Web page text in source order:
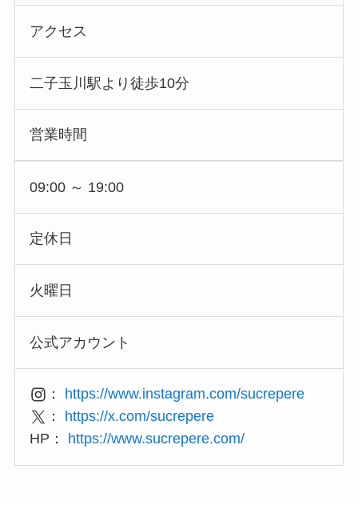
アクセス
二子玉川駅より徒歩10分
営業時間
09:00 ～ 19:00
定休日
火曜日
公式アカウント
： https://www.instagram.com/sucrepere
： https://x.com/sucrepere
HP：
https://www.sucrepere.com/